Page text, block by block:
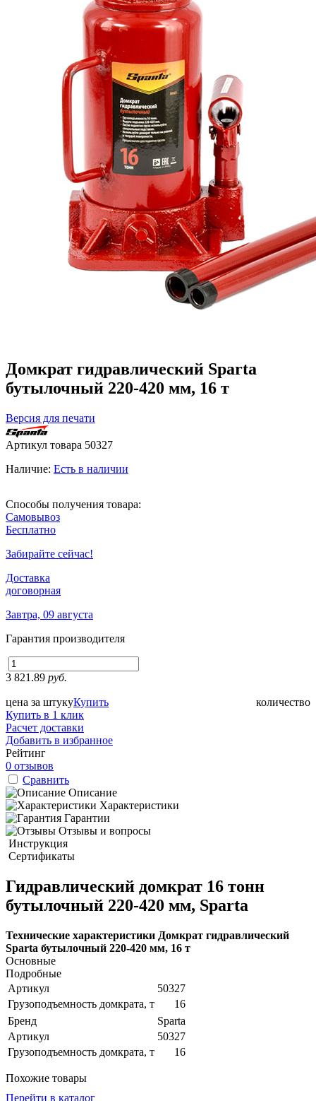
Домкрат гидравлический Sparta
бутылочный 220-420 мм, 16 т
Версия для печати
Артикул товара 50327
Наличие: Есть в наличии
Способы получения товара:
Самовывоз
Бесплатно
Забирайте сейчас!
Доставка
договорная
Завтра, 09 августа
Гарантия производителя
3 821.89 руб.
цена за штуку количество
Купить
Купить в 1 клик
Расчет доставки
Добавить в избранное
Рейтинг
0 отзывов
Сравнить
Описание
Характеристики
Гарантии
Отзывы и вопросы
Инструкция
Сертификаты
Гидравлический домкрат 16 тонн
бутылочный 220-420 мм, Sparta
Технические характеристики Домкрат гидравлический
Sparta бутылочный 220-420 мм, 16 т
Основные
Подробные
Артикул
50327
Грузоподъемность домкрата, т
16
Бренд
Sparta
Артикул
50327
Грузоподъемность домкрата, т
16
Похожие товары
Перейти в каталог